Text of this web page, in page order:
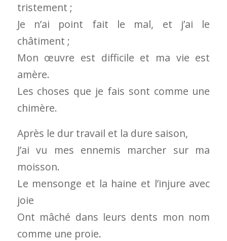
tristement ;
Je n’ai point fait le mal, et j’ai le
châtiment ;
Mon œuvre est difficile et ma vie est
amère.
Les choses que je fais sont comme une
chimère.
Après le dur travail et la dure saison,
J’ai vu mes ennemis marcher sur ma
moisson.
Le mensonge et la haine et l’injure avec
joie
Ont mâché dans leurs dents mon nom
comme une proie.